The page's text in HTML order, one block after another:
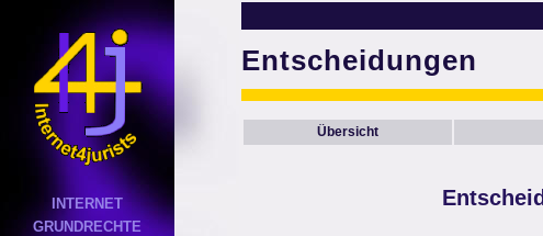
INTERNET
GRUNDRECHTE
Entscheidungen
Übersicht